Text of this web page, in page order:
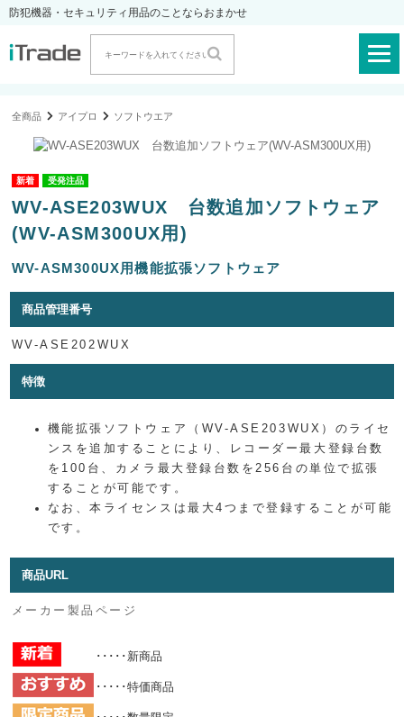
防犯機器・セキュリティ用品のことならおまかせ
全商品 アイプロ ソフトウエア
受発注品
WV-ASE203WUX 台数追加ソフトウェア
(WV-ASM300UX用)
WV-ASM300UX用機能拡張ソフトウェア
商品管理番号
WV-ASE202WUX
特徴
機能拡張ソフトウェア（WV-ASE203WUX）のライセ
ンスを追加することにより、レコーダー最大登録台数
を100台、カメラ最大登録台数を256台の単位で拡張
することが可能です。
なお、本ライセンスは最大4つまで登録することが可能
です。
商品URL
メーカー製品ページ
･････新商品
･････特価商品